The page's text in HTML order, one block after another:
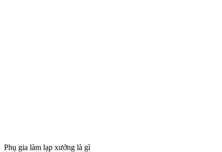
Phụ gia làm lạp xưởng là gì